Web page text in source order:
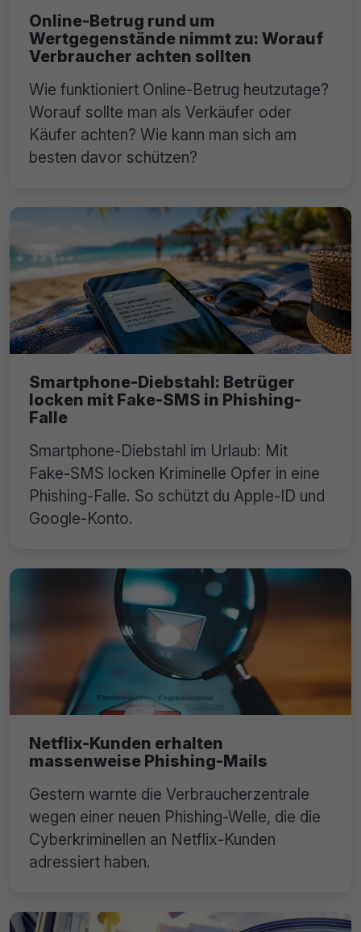
Online-Betrug rund um
Wertgegenstände nimmt zu: Worauf
Verbraucher achten sollten
Wie funktioniert Online-Betrug heutzutage?
Worauf sollte man als Verkäufer oder
Käufer achten? Wie kann man sich am
besten davor schützen?
Smartphone-Diebstahl: Betrüger
locken mit Fake-SMS in Phishing-
Falle
Smartphone-Diebstahl im Urlaub: Mit
Fake-SMS locken Kriminelle Opfer in eine
Phishing-Falle. So schützt du Apple-ID und
Google-Konto.
Netflix-Kunden erhalten
massenweise Phishing-Mails
Gestern warnte die Verbraucherzentrale
wegen einer neuen Phishing-Welle, die die
Cyberkriminellen an Netflix-Kunden
adressiert haben.